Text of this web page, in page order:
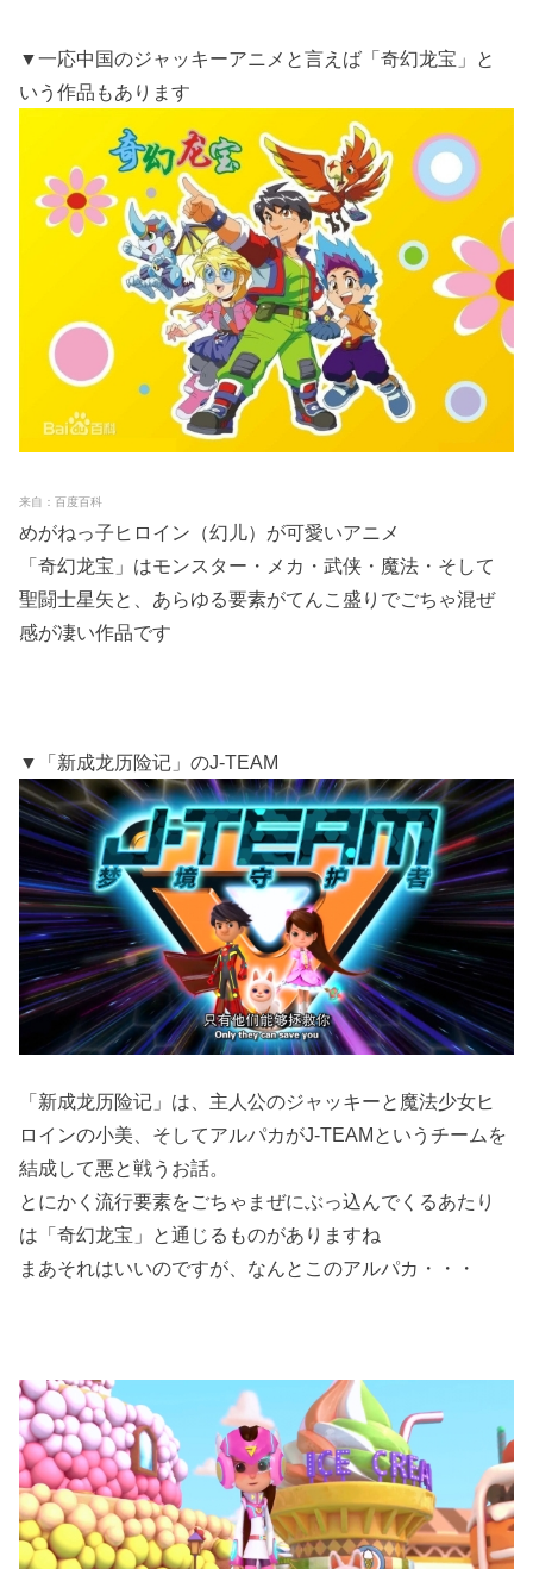
▼一応中国のジャッキーアニメと言えば「奇幻龙宝」と
いう作品もあります
来自：百度百科
めがねっ子ヒロイン（幻儿）が可愛いアニメ
「奇幻龙宝」はモンスター・メカ・武侠・魔法・そして
聖闘士星矢と、あらゆる要素がてんこ盛りでごちゃ混ぜ
感が凄い作品です
▼「新成龙历险记」のJ-TEAM
「新成龙历险记」は、主人公のジャッキーと魔法少女ヒ
ロインの小美、そしてアルパカがJ-TEAMというチームを
結成して悪と戦うお話。
とにかく流行要素をごちゃまぜにぶっ込んでくるあたり
は「奇幻龙宝」と通じるものがありますね
まあそれはいいのですが、なんとこのアルパカ・・・